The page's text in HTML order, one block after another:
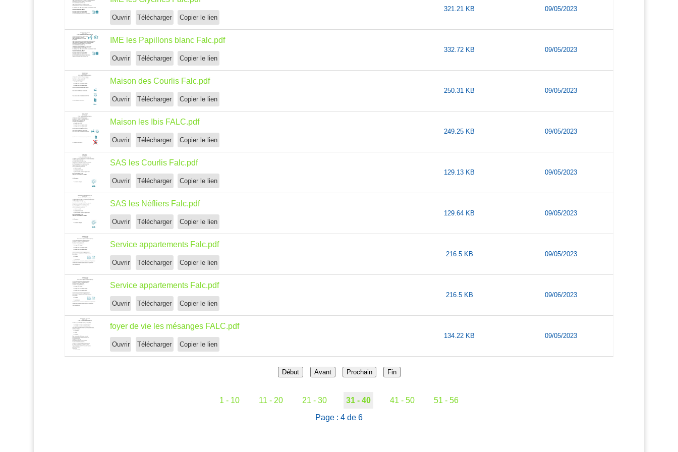
Ouvrir Télécharger Copier le lien
321.21 KB 09/05/2023
IME les Papillons blanc Falc.pdf
Ouvrir Télécharger Copier le lien
332.72 KB 09/05/2023
Maison des Courlis Falc.pdf
Ouvrir Télécharger Copier le lien
250.31 KB 09/05/2023
Maison les Ibis FALC.pdf
Ouvrir Télécharger Copier le lien
249.25 KB 09/05/2023
SAS les Courlis Falc.pdf
Ouvrir Télécharger Copier le lien
129.13 KB 09/05/2023
SAS les Néfliers Falc.pdf
Ouvrir Télécharger Copier le lien
129.64 KB 09/05/2023
Service appartements Falc.pdf
Ouvrir Télécharger Copier le lien
216.5 KB 09/05/2023
Service appartements Falc.pdf
Ouvrir Télécharger Copier le lien
216.5 KB 09/06/2023
foyer de vie les mésanges FALC.pdf
Ouvrir Télécharger Copier le lien
134.22 KB 09/05/2023
Début Avant Prochain Fin
1 - 10 11 - 20 21 - 30 31 - 40 41 - 50
51 - 56
Page : 4 de 6